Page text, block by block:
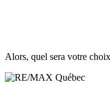
Alors, quel sera votre